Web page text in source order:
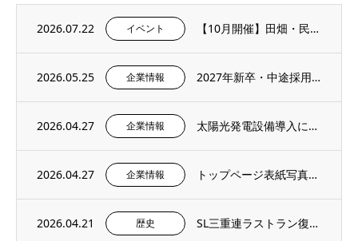
2026.07.22 イベント 【10月開催】田畑・民家に残る石積み文化を学ぶ「石積み修復ワークショップ」を再び開催し...
2026.05.25 企業情報 2027年新卒・中途採用情報を更新いたしました。
2026.04.27 企業情報 太陽光発電設備導入に関するお知らせ
2026.04.27 企業情報 トップページ表紙写真のご紹介 – 社内報4月号より
2026.04.21 歴史 SL三重連ラストラン復刻＆記念撮影イベントにご招待いただきました。